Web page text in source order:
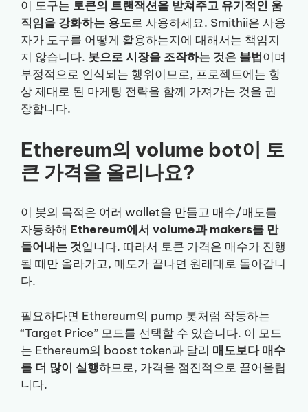
이 도구는 토큰의 트랜잭션을 받쳐주고 유기적인 움
직임을 강화하는 용도로 사용하세요. Smithii은 사용
자가 도구를 어떻게 활용하는지에 대해서는 책임지
지 않습니다. 봇으로 시장을 조작하는 것은 불법이며
부정적으로 인식되는 행위이므로, 프로젝트에는 항
상 제대로 된 마케팅 전략을 함께 가져가는 것을 권
장합니다.
Ethereum의 volume bot이 토
큰 가격을 올리나요?
이 봇의 목적은 여러 wallet을 만들고 매수/매도를
자동화해 Ethereum에서 volume과 makers를 만
들어내는 것입니다. 따라서 토큰 가격은 매수가 진행
될 때만 올라가고, 매도가 끝나면 원래대로 돌아갑니
다.
필요하다면 Ethereum의 pump 봇처럼 작동하는
“Target Price” 모드를 선택할 수 있습니다. 이 모드
는 Ethereum의 boost token과 달리 매도보다 매수
를 더 많이 실행하므로, 가격을 점진적으로 끌어올립
니다.